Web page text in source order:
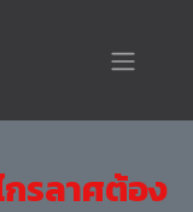
กรลาศต้อง